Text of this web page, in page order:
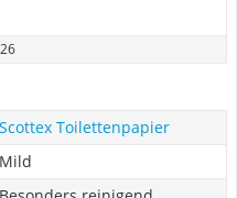
Scottex Toilettenpapier
Mild